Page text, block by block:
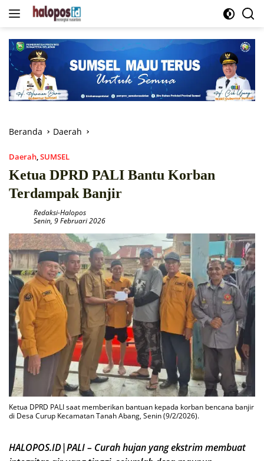
Langsung
Beranda Daerah
Daerah SUMSEL
Ketua DPRD PALI Bantu Korban
Terdampak Banjir
Redaksi-Halopos
Senin, 9 Februari 2026
Ketua DPRD PALI saat memberikan bantuan kepada korban bencana banjir
di Desa Curup Kecamatan Tanah Abang, Senin (9/2/2026).
HALOPOS.ID|PALI – Curah hujan yang ekstrim membuat